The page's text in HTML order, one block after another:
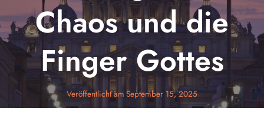
Chaos und die
Finger Gottes
Veröffentlicht am September 15, 2025